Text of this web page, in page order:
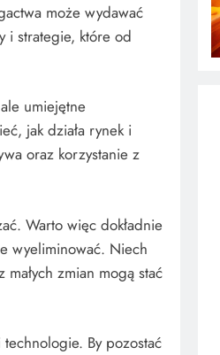
może wydawać
i strategie, które od
umiejętne
jak działa rynek i
oraz korzystanie z
Warto więc dokładnie
wyeliminować. Niech
zmian mogą stać
By pozostać